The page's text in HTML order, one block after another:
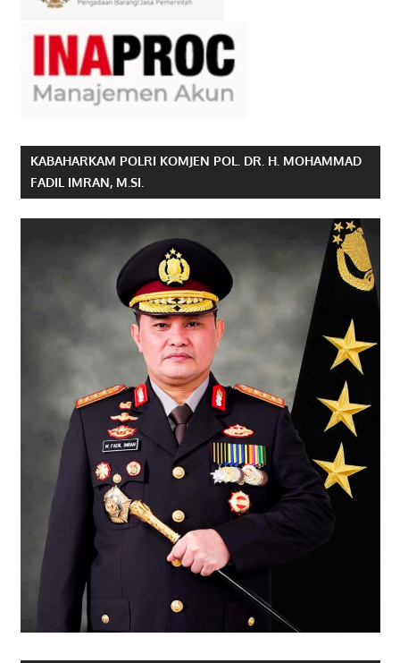
KABAHARKAM POLRI KOMJEN POL. DR. H. MOHAMMAD
FADIL IMRAN, M.SI.